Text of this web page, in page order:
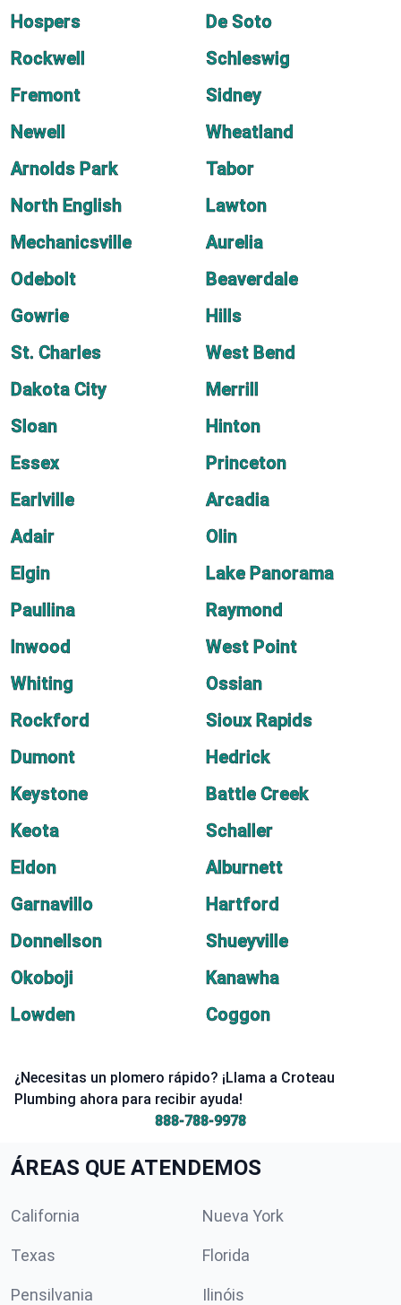
Hospers
De Soto
Rockwell
Schleswig
Fremont
Sidney
Newell
Wheatland
Arnolds Park
Tabor
North English
Lawton
Mechanicsville
Aurelia
Odebolt
Beaverdale
Gowrie
Hills
St. Charles
West Bend
Dakota City
Merrill
Sloan
Hinton
Essex
Princeton
Earlville
Arcadia
Adair
Olin
Elgin
Lake Panorama
Paullina
Raymond
Inwood
West Point
Whiting
Ossian
Rockford
Sioux Rapids
Dumont
Hedrick
Keystone
Battle Creek
Keota
Schaller
Eldon
Alburnett
Garnavillo
Hartford
Donnellson
Shueyville
Okoboji
Kanawha
Lowden
Coggon
¿Necesitas un plomero rápido? ¡Llama a Croteau
Plumbing ahora para recibir ayuda!
888-788-9978
ÁREAS QUE ATENDEMOS
California Nueva York
Texas Florida
Pensilvania Ilinóis